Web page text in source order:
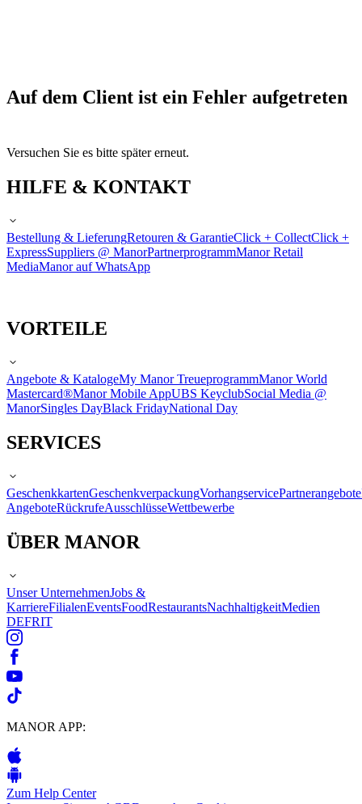
Auf dem Client ist ein Fehler aufgetreten
Versuchen Sie es bitte später erneut.
HILFE & KONTAKT
Bestellung & LieferungRetouren & GarantieClick + CollectClick +
ExpressSuppliers @ ManorPartnerprogrammManor Retail
MediaManor auf WhatsApp
VORTEILE
Angebote & KatalogeMy Manor TreueprogrammManor World
Mastercard®Manor Mobile AppUBS KeyclubSocial Media @
ManorSingles DayBlack FridayNational Day
SERVICES
GeschenkkartenGeschenkverpackungVorhangservicePartnerangebote
AngeboteRückrufeAusschlüsseWettbewerbe
ÜBER MANOR
Unser UnternehmenJobs &
KarriereFilialenEventsFoodRestaurantsNachhaltigkeitMedien
DEFRIT
MANOR APP:
Zum Help Center